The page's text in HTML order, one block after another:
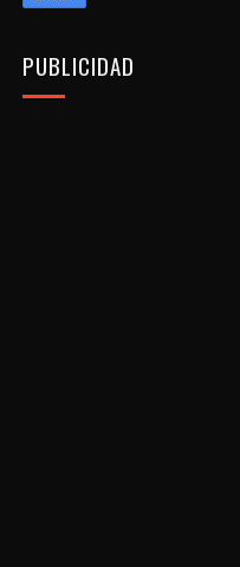
PUBLICIDAD